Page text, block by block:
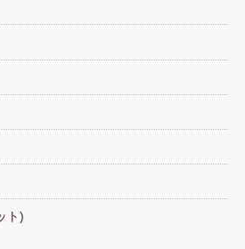
ト)